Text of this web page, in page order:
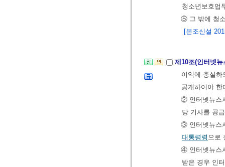
청소년보호업
⑤ 그 밖에 청
[본조신설
제10조(인터넷
이익에 충실
공개하여야 한
② 인터넷뉴스
당 기사를 공
③ 인터넷뉴스
대통령령 으로
④ 인터넷뉴스
받은 경우 인